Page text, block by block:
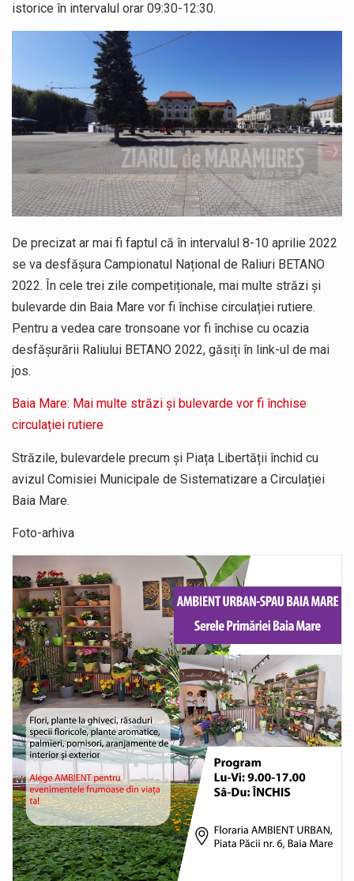
istorice în intervalul orar 09:30-12:30.
De precizat ar mai fi faptul că în intervalul 8-10 aprilie 2022
se va desfășura Campionatul Național de Raliuri BETANO
2022. În cele trei zile competiționale, mai multe străzi și
bulevarde din Baia Mare vor fi închise circulației rutiere.
Pentru a vedea care tronsoane vor fi închise cu ocazia
desfășurării Raliului BETANO 2022, găsiți în link-ul de mai
jos.
Baia Mare: Mai multe străzi și bulevarde vor fi închise
circulației rutiere
Străzile, bulevardele precum și Piața Libertății închid cu
avizul Comisiei Municipale de Sistematizare a Circulației
Baia Mare.
Foto-arhiva